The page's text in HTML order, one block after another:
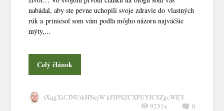
nabádal, aby ste pevne uchopili svoje zdravie do vlastných
rúk a priniesol som vám podľa môjho názoru najväčšie
mýty,...
Celý článok
tXqgXiCJNUrkHNejW kFlPNZCXFUYJCSZgcWEY
0
9231x